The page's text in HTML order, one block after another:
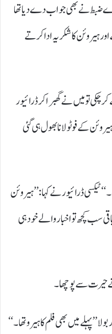
ضبط نے بھی جواب دے دیا تھا
ہیروئن کاشکریہ ادا کرتے
تو میں نے گھبراکر ڈرائیور
کے فوٹو لانا بھول ہی گئی
ٹیکسی ڈرائیور نے کہا: ’’ہیروئن
سب کچھ تو اخبار والے خود ہی
حیرت سے پوچھا۔
’’پہلے میں بھی فلم کا ہیرو تھا۔‘‘